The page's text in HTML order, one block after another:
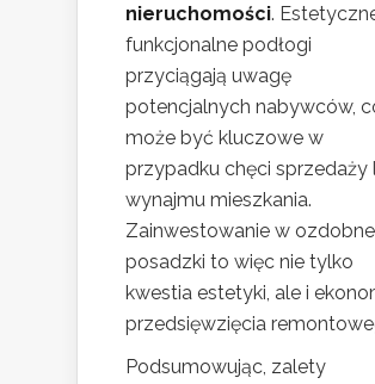
nieruchomości.
funkcjonalne podłogi
przyciągają uwagę
potencjalnych nabywców,
może być kluczowe w
przypadku chęci sprzedaży
wynajmu mieszkania.
Zainwestowanie w ozdobne
posadzki to więc nie tylko
kwestia estetyki, ale i
przedsięwzięcia
Podsumowując, zalety